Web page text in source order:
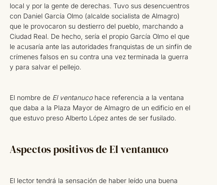
local y por la gente de derechas. Tuvo sus desencuentros
con Daniel García Olmo (alcalde socialista de Almagro)
que le provocaron su destierro del pueblo, marchando a
Ciudad Real. De hecho, sería el propio García Olmo el que
le acusaría ante las autoridades franquistas de un sinfín de
crímenes falsos en su contra una vez terminada la guerra
y para salvar el pellejo.
El nombre de El ventanuco hace referencia a la ventana
que daba a la Plaza Mayor de Almagro de un edificio en el
que estuvo preso Alberto López antes de ser fusilado.
Aspectos positivos de El ventanuco
El lector tendrá la sensación de haber leído una buena